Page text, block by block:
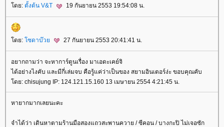
ดย: ตั้งต้น V&T 19 กันยายน 2553 19:54:08 น.
ดย: ซดาบ๊ว 27 กันยายน 2553 20:41:41 น.
อยากถามว่า จะหาการ์ตูนเรื่อง มาเอดะเคย์จิ
ได้อย่างไงคับ และมีกี่เล่มจบ คือรู้แค่ว่าเป็นของ สยามอินเตอร์ง่ะ ขอบคุณคับ
ดย: chisujung IP: 124.121.15.160 13 เมษายน 2554 4:21:45 น.
หายากมากเลยนะคะ
จำได้ว่า เดินหาตามร้านมือสองแถวสะพานควาย / ซีคอน / บางกะปิ ไม่เจอซัก